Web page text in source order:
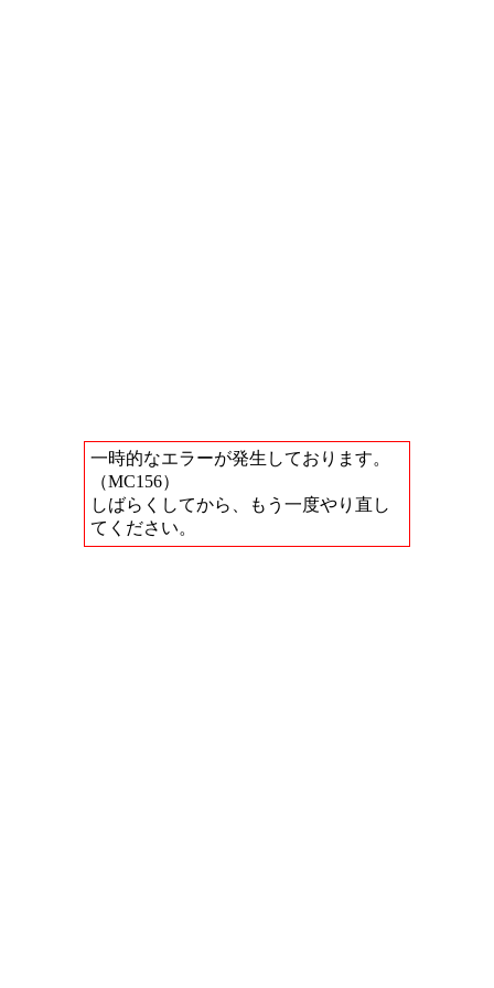
一時的なエラーが発生しております。
（MC156）
しばらくしてから、もう一度やり直し
てください。